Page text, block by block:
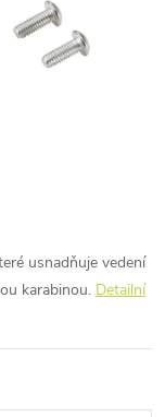
usnadňuje vedení
karabinou. Detailní